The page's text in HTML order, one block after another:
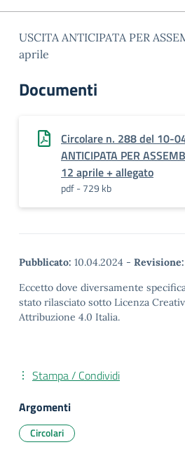
USCITA ANTICIPATA PER
aprile
Documenti
Circolare n. 288 del 10-
ANTICIPATA PER
12 aprile + allegato
pdf - 729 kb
Pubblicato: 10.04.2024 - Revisione:
Eccetto dove diversamente
stato rilasciato sotto Licenza
Attribuzione 4.0 Italia.
Stampa / Condividi
Argomenti
Circolari